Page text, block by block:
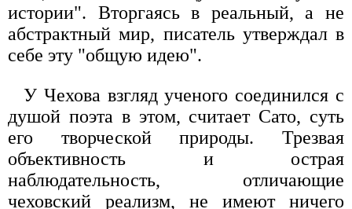
истории". Вторгаясь в реальный, а не
абстрактный мир, писатель утверждал в
себе эту "общую идею".
У Чехова взгляд ученого соединился с
душой поэта в этом, считает Сато, суть
его творческой природы. Трезвая
объективность и острая
наблюдательность, отличающие
чеховский реализм, не имеют ничего